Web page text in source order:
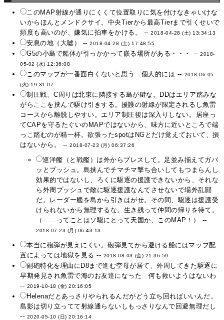
このMAP射線が通りにくくて位置取りに気を付けなきゃいけな
いからほんとメンドクサイ。中央Tierから最高Tierまで引くせいで
頻度も高いのが、嫌気に拍車をかける。 --2018-04-28 (土) 13:34:13
安息の地（大嘘） --2018-04-28 (土) 17:48:55
G5の小島で船体が引っかかって嵌る場所がある・・・ --2018-
05-02 (水) 12:36:08
このマップが一番面白くないと思う 個人的には -- 2018-06-05
(火) 19:31:07
制圧戦、C周りは北東に隣接する島が鍵な。DDはエリア踏みな
がらここを挟んで駆け引きする。援護の射線が限定されるし魚雷
コースから離脱しやすい。エリア制圧後は深入りしない。居座っ
てCAPを守るたぐいのMAPではないから、味方に近いところで端
っこ踏むのが精一杯。欲張ったspotはNGとだけ覚えておいて、損
はないから。 --2018-07-23 (月) 06:37:26
巡洋艦（と戦艦）は外からプレスして。足並み揃えてガバ
ッとプッシュ。島挟んでチマチマ撃ち合いしてもつまらんし
効果的ではないし、ろくに駆逐の援護できないから、それな
ら外周プッシュで敵に駆逐援護なんてさせないで場外乱闘
だ。レーダー艦を島から引きはがせ。その間、駆逐は援護受
けられないから無理するな。生き残って仲間の帰りを待て。
（……ってことはソ駆にとって天国か、このMAP！） --
2018-07-23 (月) 06:43:13
本当に砲弾が見えにくい。砲弾見てから避ける船にはマップ配
置によっては地獄を見る -- 2018-08-03 (金) 21:36:59
副砲特化を理由にD8まで進む空母が居て、外周してきた駆逐に
早期発見され魚雷で海のお友達になった 何も救いようはないわ
-- 2019-10-18 (金) 20:16:05
Helenaだとあっさりやられるんだがどう立ち回ればいいんだ。
島影は切り立ってて射線通らないしもっさりなんで回避無理だし
-- 2020-05-10 (日) 20:16:14